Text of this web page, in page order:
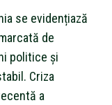
se evidențiază
de
politice și
Criza
a